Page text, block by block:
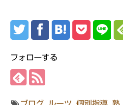
フォローする